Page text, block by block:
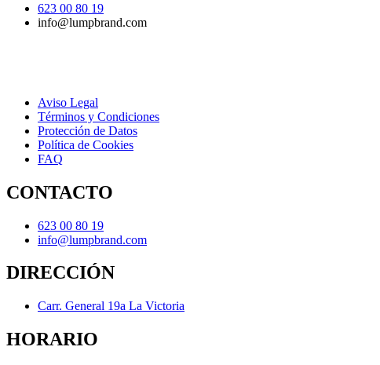
623 00 80 19
info@lumpbrand.com
Aviso Legal
Términos y Condiciones
Protección de Datos
Política de Cookies
FAQ
CONTACTO
623 00 80 19
info@lumpbrand.com
DIRECCIÓN
Carr. General 19a La Victoria
HORARIO